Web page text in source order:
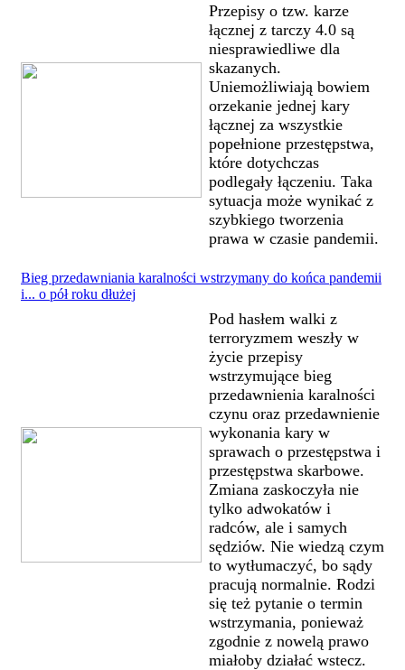
Przepisy o tzw. karze
łącznej z tarczy 4.0 są
niesprawiedliwe dla
skazanych.
Uniemożliwiają bowiem
orzekanie jednej kary
łącznej za wszystkie
popełnione przestępstwa,
które dotychczas
podlegały łączeniu. Taka
sytuacja może wynikać z
szybkiego tworzenia
prawa w czasie pandemii.
Bieg przedawniania karalności wstrzymany do końca pandemii
i... o pół roku dłużej
Pod hasłem walki z
terroryzmem weszły w
życie przepisy
wstrzymujące bieg
przedawnienia karalności
czynu oraz przedawnienie
wykonania kary w
sprawach o przestępstwa i
przestępstwa skarbowe.
Zmiana zaskoczyła nie
tylko adwokatów i
radców, ale i samych
sędziów. Nie wiedzą czym
to wytłumaczyć, bo sądy
pracują normalnie. Rodzi
się też pytanie o termin
wstrzymania, ponieważ
zgodnie z nowelą prawo
miałoby działać wstecz.